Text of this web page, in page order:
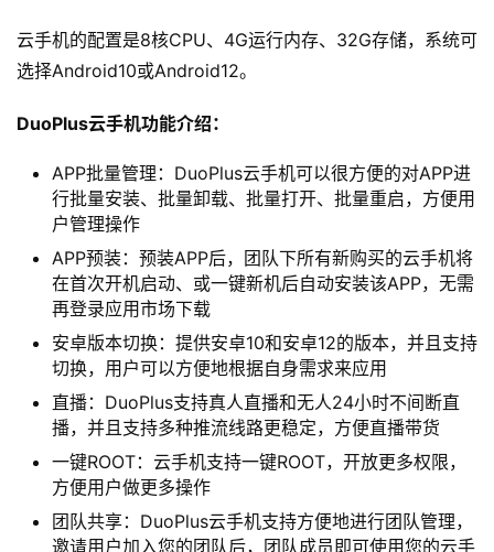
全
球
店
跨
科
媒
销
跨
云手机的配置是8核CPU、4G运行内存、32G存储，系统可
选择Android10或Android12。
DuoPlus云手机功能介绍：
APP批量管理：DuoPlus云手机可以很方便的对APP进
行批量安装、批量卸载、批量打开、批量重启，方便用
户管理操作
APP预装：预装APP后，团队下所有新购买的云手机将
在首次开机启动、或一键新机后自动安装该APP，无需
再登录应用市场下载
安卓版本切换：提供安卓10和安卓12的版本，并且支持
切换，用户可以方便地根据自身需求来应用
直播：DuoPlus支持真人直播和无人24小时不间断直
播，并且支持多种推流线路更稳定，方便直播带货
一键ROOT：云手机支持一键ROOT，开放更多权限，
方便用户做更多操作
团队共享：DuoPlus云手机支持方便地进行团队管理，
邀请用户加入您的团队后，团队成员即可使用您的云手